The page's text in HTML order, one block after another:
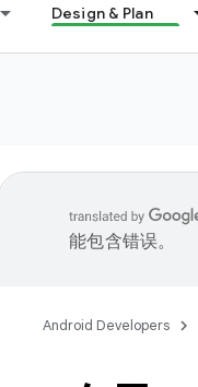
Design & Plan
能包含错误。
Android Developers